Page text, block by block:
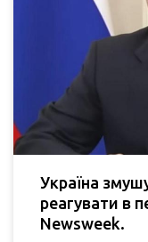
Україна
реагувати в
Newsweek.